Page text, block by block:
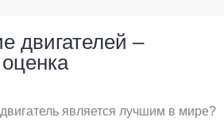
двигателей –
является лучшим в мире?